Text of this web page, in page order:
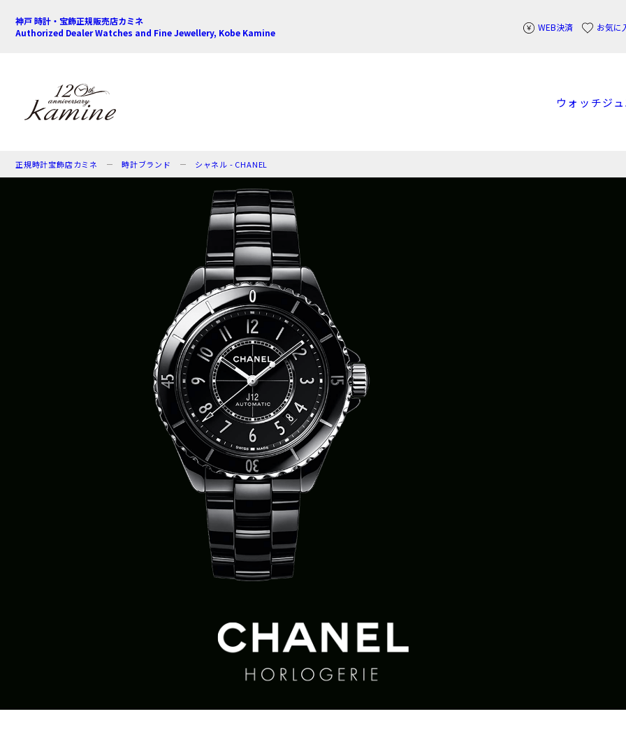
神戸 時計・宝飾正規販売店カミネ
Authorized Dealer Watches and Fine Jewellery, Kobe Kamine
WEB決済 お気に
ウォッチジ
正規時計宝飾店カミネ 時計ブランド シャネル - CHANEL